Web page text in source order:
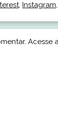
, Instagram,